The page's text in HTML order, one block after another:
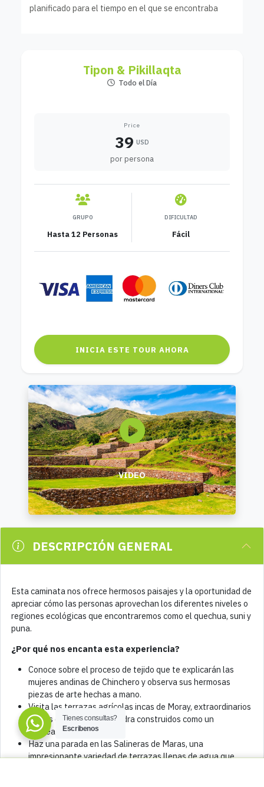
planificado para el tiempo en el que se encontraba
Tipon & Pikillaqta
Todo el Día
Price
39 USD
por persona
GRUPO
Hasta 12 Personas
DIFICULTAD
Fácil
INICIA ESTE TOUR AHORA
VIDEO
DESCRIPCIÓN GENERAL
Esta caminata nos ofrece hermosos paisajes y la oportunidad de
apreciar cómo las personas aprovechan los diferentes niveles o
regiones ecológicas que encontraremos como el quechua, suni y
puna.
¿Por qué nos encanta esta experiencia?
Conoce sobre el proceso de tejido que te explicarán las
mujeres andinas de Chinchero y observa sus hermosas
piezas de arte hechas a mano.
Visita las terrazas agrícolas incas de Moray, extraordinarios
anillos de terrazas de piedra construidos como un
anfiteatro.
Haz una parada en las Salineras de Maras, una
impresionante variedad de terrazas llenas de agua que
Tienes consultas?
Escribenos